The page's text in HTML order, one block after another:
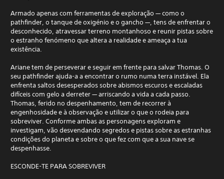
Armado apenas com ferramentas de exploração — como o
pathfinder, o tanque de oxigénio e o gancho —, tens de enfrentar o
desconhecido, atravessar terreno montanhoso e reunir pistas sobre
o estranho fenómeno que altera a realidade e ameaça a tua
existência.
Ariane tem de perseverar e seguir em frente para salvar Thomas. O
seu pathfinder ajuda-a a encontrar o rumo numa terra instável. Ela
enfrenta saltos desesperados sobre abismos escuros e escaladas
difíceis com gelo a derreter — arriscando a vida a cada passo.
Thomas, ferido no despenhamento, tem de recorrer à
engenhosidade e à observação e utilizar o que o rodeia para
sobreviver. Conforme ambas as personagens exploram e
investigam, vão desvendando segredos e pistas sobre as estranhas
condições do planeta e sobre o que fez com que a sua nave se
despenhasse.
ESCONDE-TE PARA SOBREVIVER